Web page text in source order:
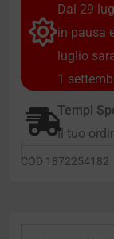
Dal 29
in pausa
luglio
1
Tempi
Il tuo
COD 1872254182